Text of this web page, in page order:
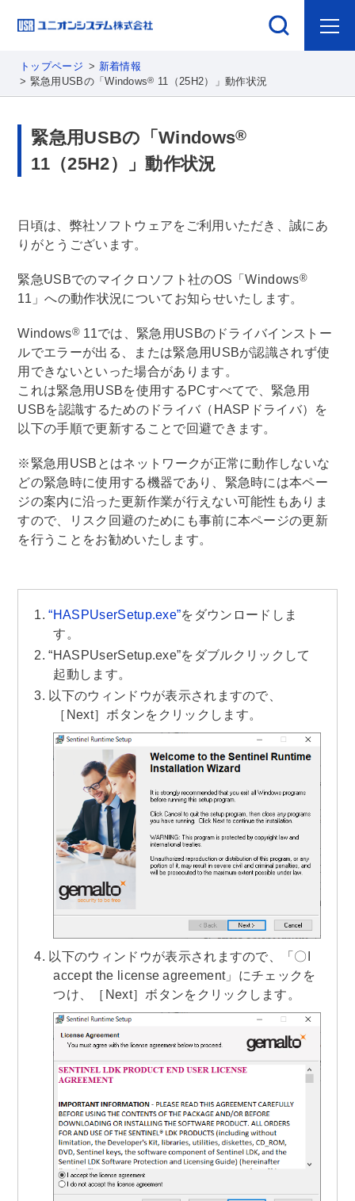
トップページ
新着情報
緊急用USBの「Windows® 11（25H2）」動作状況
緊急用USBの「Windows®
11（25H2）」動作状況
日頃は、弊社ソフトウェアをご利用いただき、誠にあ
りがとうございます。
緊急USBでのマイクロソフト社のOS「Windows®
11」への動作状況についてお知らせいたします。
Windows®11では、緊急用USBのドライバインストー
ルでエラーが出る、または緊急用USBが認識されず使
用できないといった場合があります。
これは緊急用USBを使用するPCすべてで、緊急用
USBを認識するためのドライバ（HASPドライバ）を
以下の手順で更新することで回避できます。
※緊急用USBとはネットワークが正常に動作しないな
どの緊急時に使用する機器であり、緊急時には本ペー
ジの案内に沿った更新作業が行えない可能性もありま
すので、リスク回避のためにも事前に本ページの更新
を行うことをお勧めいたします。
“HASPUserSetup.exe”をダウンロードしま
す。
“HASPUserSetup.exe”をダブルクリックして
起動します。
以下のウィンドウが表示されますので、
［Next］ボタンをクリックします。
以下のウィンドウが表示されますので、「〇I
accept the license agreement」にチェックを
つけ、［Next］ボタンをクリックします。